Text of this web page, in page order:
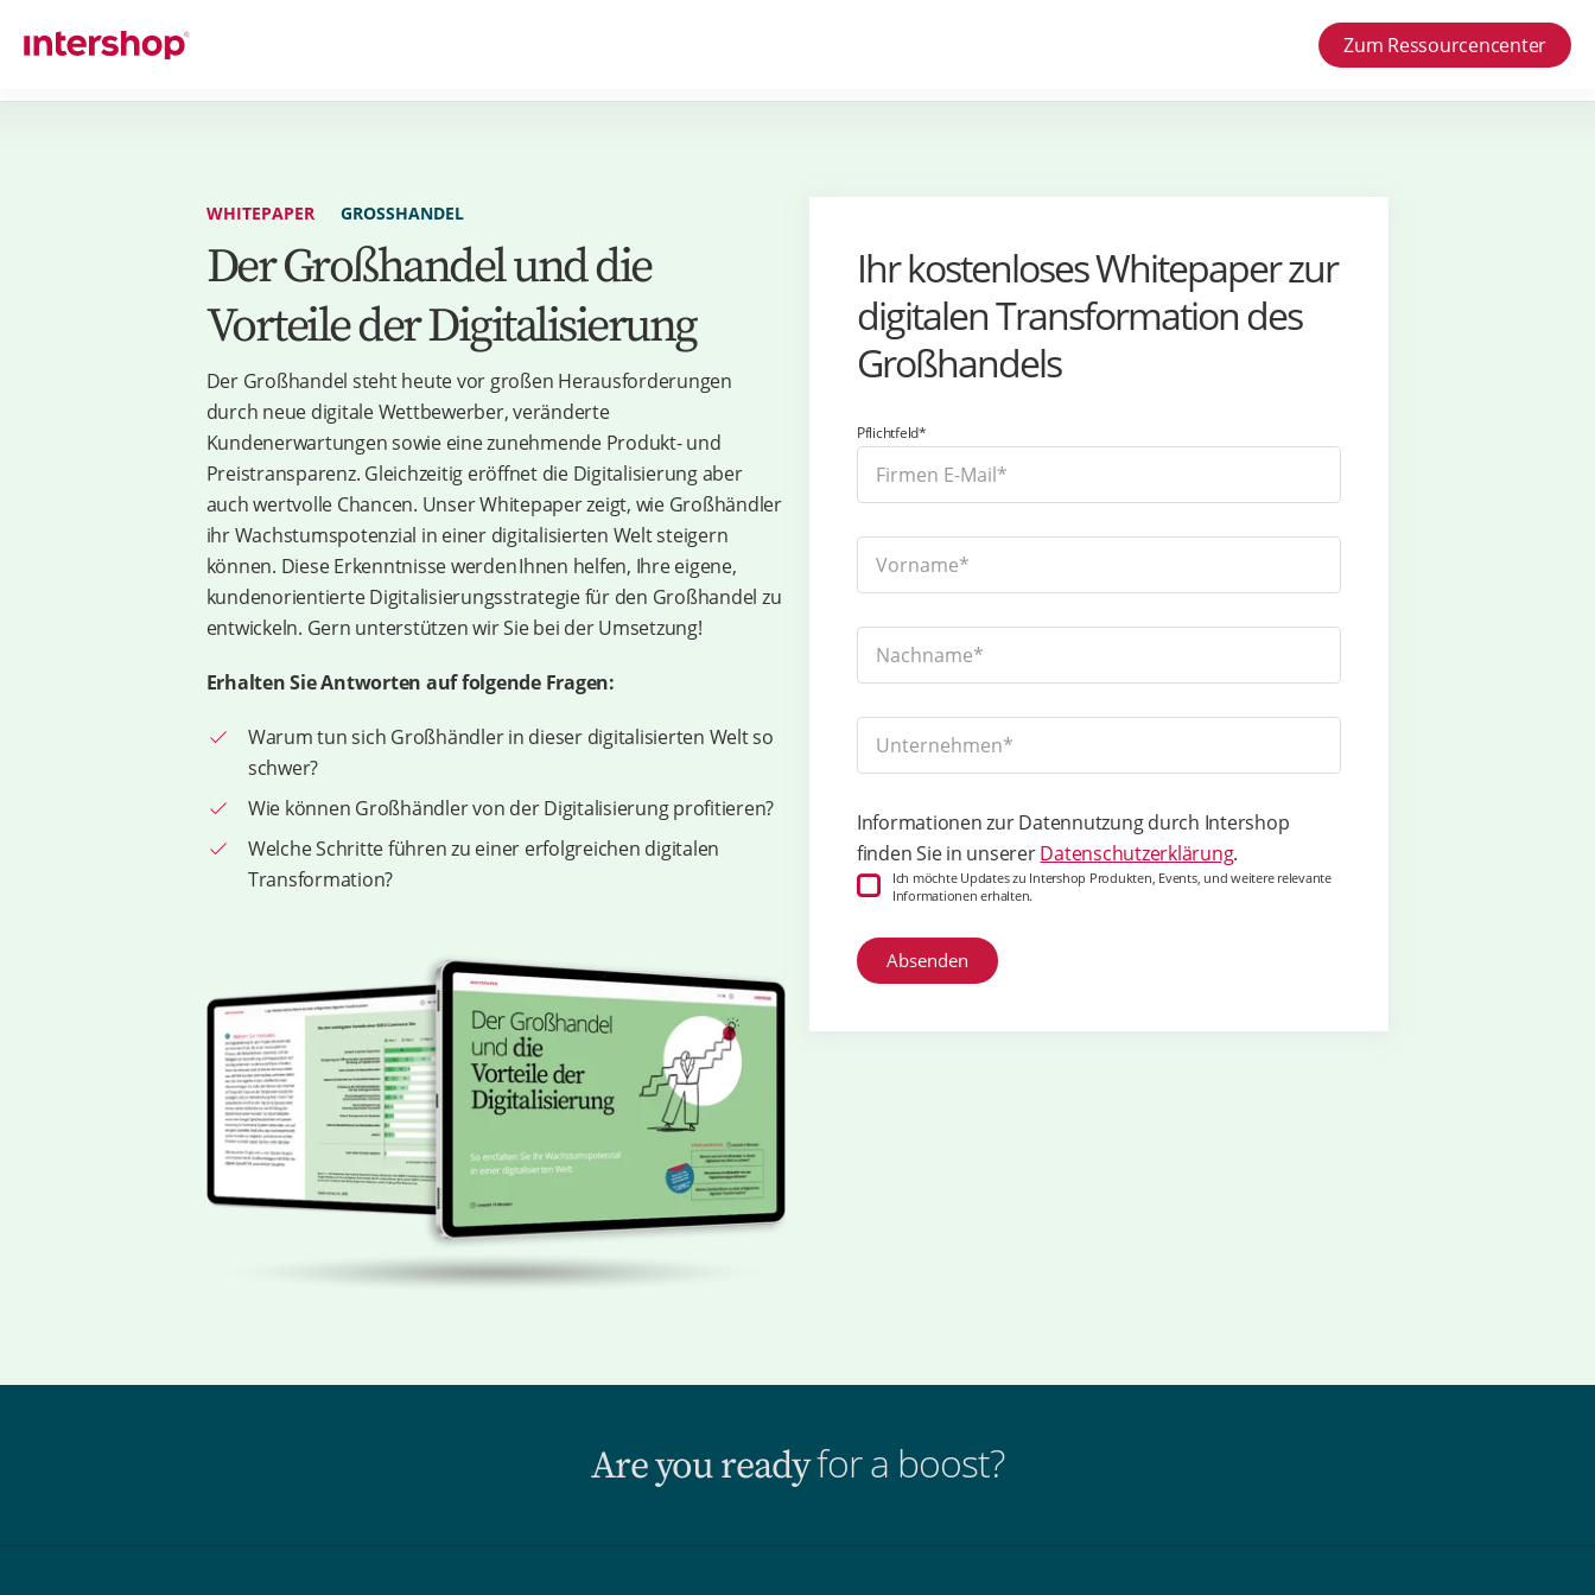
Zum Ressourcencenter
WHITEPAPER GROSSHANDEL
Der Großhandel und die
Vorteile der Digitalisierung
Der Großhandel steht heute vor großen Herausforderungen
durch neue digitale Wettbewerber, veränderte
Kundenerwartungen sowie eine zunehmende Produkt- und
Preistransparenz. Gleichzeitig eröffnet die Digitalisierung aber
auch wertvolle Chancen. Unser Whitepaper zeigt, wie Großhändler
ihr Wachstumspotenzial in einer digitalisierten Welt steigern
können. Diese Erkenntnisse werden Ihnen helfen, Ihre eigene,
kundenorientierte Digitalisierungsstrategie für den Großhandel zu
entwickeln. Gern unterstützen wir Sie bei der Umsetzung!
Erhalten Sie Antworten auf folgende Fragen:
Warum tun sich Großhändler in dieser digitalisierten Welt so
schwer?
Wie können Großhändler von der Digitalisierung profitieren?
Welche Schritte führen zu einer erfolgreichen digitalen
Transformation?
Ihr kostenloses Whitepaper zur
digitalen Transformation des
Großhandels
Pflichtfeld*
Informationen zur Datennutzung durch Intershop
finden Sie in unsererDatenschutzerklärung.
Ich möchte Updates zu Intershop Produkten, Events, und weitere relevante
Informationen erhalten.
Are you readyfor a boost?